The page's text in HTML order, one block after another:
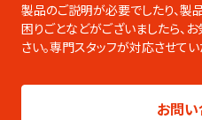
です。PDFのダウンロードやペー
ども可能です。
製品シリーズ毎のパンフレットは
製品のご説明が必要でしたり、製
困りごとなどがございましたら、
さい。専門スタッフが対応させてい
お問